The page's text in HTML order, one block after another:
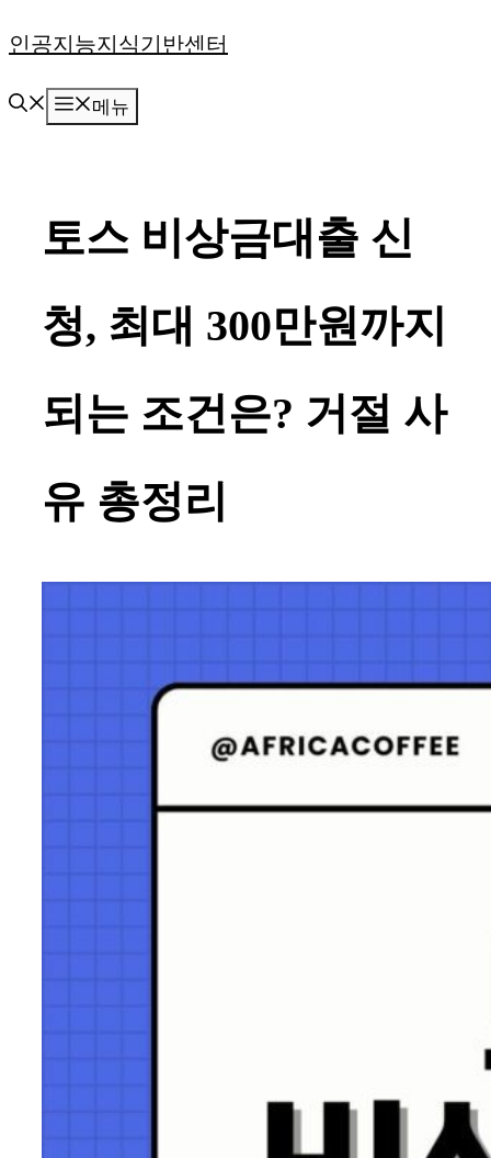
컨
인공지능지식기반센터
메뉴
토스 비상금대출 신
청, 최대 300만원까지
되는 조건은? 거절 사
유 총정리